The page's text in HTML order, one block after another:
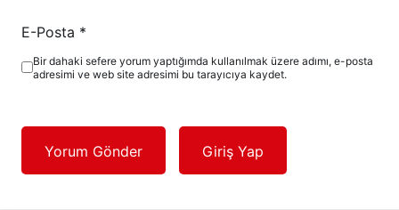
E-Posta *
Bir dahaki sefere yorum yaptığımda kullanılmak üzere adımı, e-posta
adresimi ve web site adresimi bu tarayıcıya kaydet.
Yorum Gönder Giriş Yap